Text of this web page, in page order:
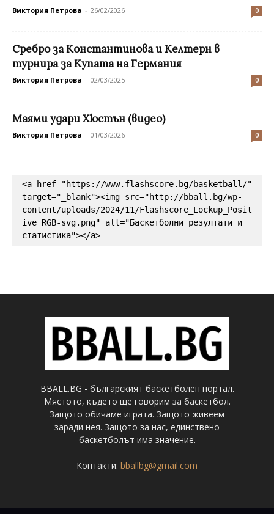
Виктория Петрова - 26/02/2026 0
Сребро за Константинова и Келтерн в
турнира за Купата на Германия
Виктория Петрова - 02/03/2025 0
Маями удари Хюстън (видео)
Виктория Петрова - 01/03/2026 0
<a href="https://www.flashscore.bg/basketball/"
target="_blank"><img src="http://bball.bg/wp-
content/uploads/2024/11/Flashscore_Lockup_Posit
ive_RGB-svg.png" alt="Баскетболни резултати и
статистика"></a>
BBALL.BG - българският баскетболен портал.
Мястото, където ще говорим за баскетбол.
Защото обичаме играта. Защото живеем
заради нея. Защото за нас, единствено
баскетболът има значение.
Контакти: bballbg@gmail.com